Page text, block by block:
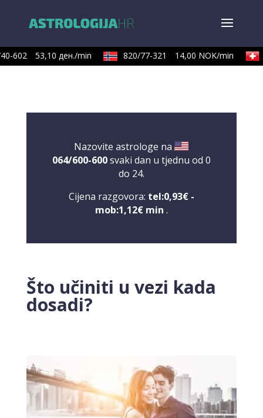
602 53,10 ден./min 820/77-321 14,00 NOK/min
Nazovite astrologe na
064/600-600svaki dan u tjednu od 0
do 24.
Cijena razgovora: tel:0,93€ -
mob:1,12€ min .
Što učiniti u vezi kada
dosadi?